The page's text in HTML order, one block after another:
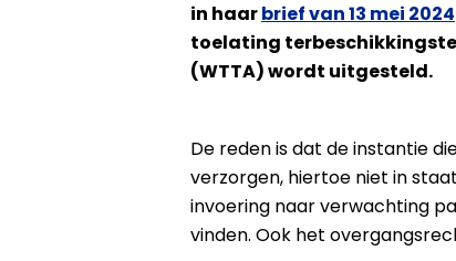
in haarbrief van 13 mei 2024
toelating
(WTTA) wordt uitgesteld.
De reden is dat de instantie
verzorgen, hiertoe niet in
invoering naar verwachting
vinden. Ook het